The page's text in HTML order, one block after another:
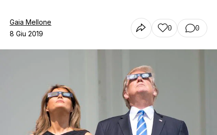
Chi siamo
Gaia Mellone
8 Giu 2019
0 0